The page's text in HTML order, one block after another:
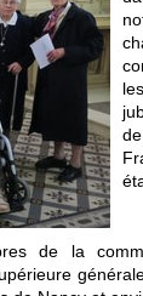
de
de la